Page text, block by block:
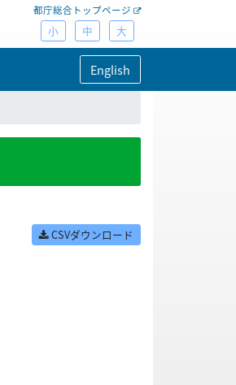
都庁総合トップページ
小 中 大
English
CSVダウンロード